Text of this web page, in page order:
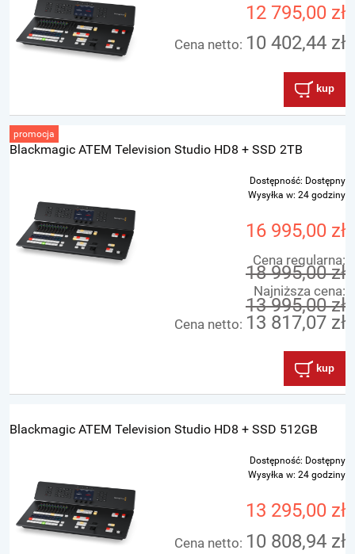
12 795,00 zł
Cena netto: 10 402,44 zł
kup
Blackmagic ATEM Television Studio HD8 + SSD 2TB
Dostępność: Dostępny
Wysyłka w: 24 godziny
16 995,00 zł
Cena regularna:
18 995,00 zł
Najniższa cena:
13 995,00 zł
Cena netto: 13 817,07 zł
kup
promocja
Blackmagic ATEM Television Studio HD8 + SSD 512GB
Dostępność: Dostępny
Wysyłka w: 24 godziny
13 295,00 zł
Cena netto: 10 808,94 zł